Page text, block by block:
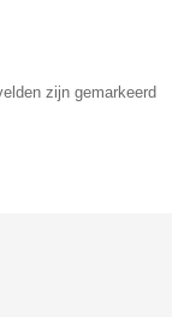
zijn gemarkeerd